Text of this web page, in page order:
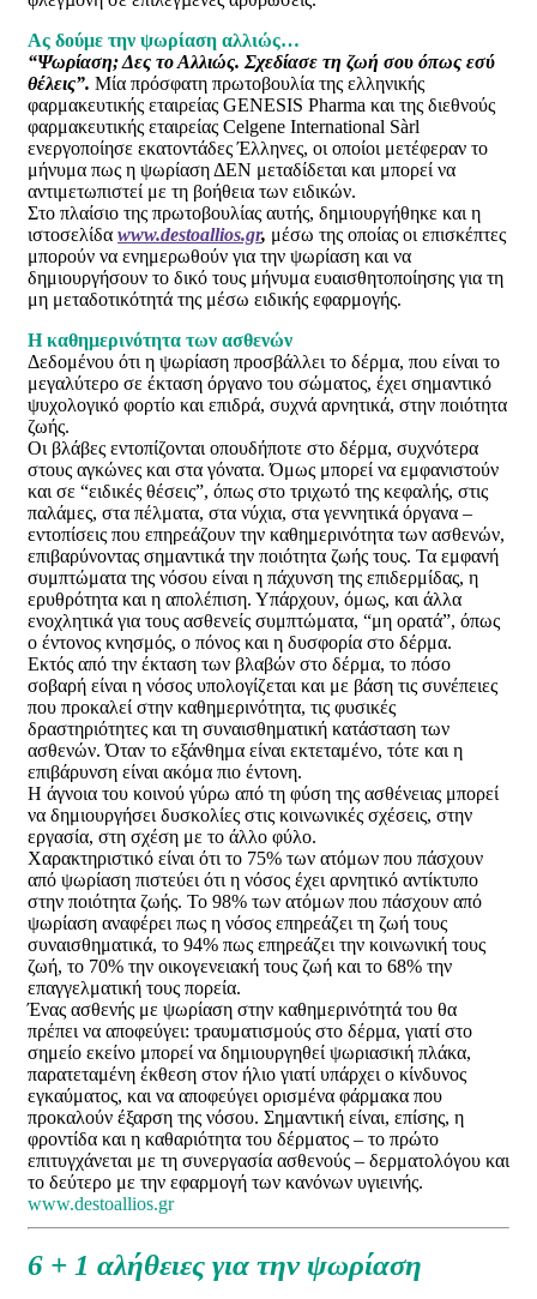
Ας δούμε την ψωρίαση αλλιώς…
“Ψωρίαση; Δες το Αλλιώς. Σχεδίασε τη ζωή σου όπως εσύ
θέλεις”. Μία πρόσφατη πρωτοβουλία της ελληνικής
φαρμακευτικής εταιρείας GENESIS Pharma και της διεθνούς
φαρμακευτικής εταιρείας Celgene International Sàrl
ενεργοποίησε εκατοντάδες Έλληνες, οι οποίοι μετέφεραν το
μήνυμα πως η ψωρίαση ΔΕΝ μεταδίδεται και μπορεί να
αντιμετωπιστεί με τη βοήθεια των ειδικών.
Στο πλαίσιο της πρωτοβουλίας αυτής, δημιουργήθηκε και η
ιστοσελίδα www.destoallios.gr, μέσω της οποίας οι επισκέπτες
μπορούν να ενημερωθούν για την ψωρίαση και να
δημιουργήσουν το δικό τους μήνυμα ευαισθητοποίησης για τη
μη μεταδοτικότητά της μέσω ειδικής εφαρμογής.
Η καθημερινότητα των ασθενών
Δεδομένου ότι η ψωρίαση προσβάλλει το δέρμα, που είναι το
μεγαλύτερο σε έκταση όργανο του σώματος, έχει σημαντικό
ψυχολογικό φορτίο και επιδρά, συχνά αρνητικά, στην ποιότητα
ζωής.
Οι βλάβες εντοπίζονται οπουδήποτε στο δέρμα, συχνότερα
στους αγκώνες και στα γόνατα. Όμως μπορεί να εμφανιστούν
και σε “ειδικές θέσεις”, όπως στο τριχωτό της κεφαλής, στις
παλάμες, στα πέλματα, στα νύχια, στα γεννητικά όργανα –
εντοπίσεις που επηρεάζουν την καθημερινότητα των ασθενών,
επιβαρύνοντας σημαντικά την ποιότητα ζωής τους. Τα εμφανή
συμπτώματα της νόσου είναι η πάχυνση της επιδερμίδας, η
ερυθρότητα και η απολέπιση. Υπάρχουν, όμως, και άλλα
ενοχλητικά για τους ασθενείς συμπτώματα, “μη ορατά”, όπως
ο έντονος κνησμός, ο πόνος και η δυσφορία στο δέρμα.
Εκτός από την έκταση των βλαβών στο δέρμα, το πόσο
σοβαρή είναι η νόσος υπολογίζεται και με βάση τις συνέπειες
που προκαλεί στην καθημερινότητα, τις φυσικές
δραστηριότητες και τη συναισθηματική κατάσταση των
ασθενών. Όταν το εξάνθημα είναι εκτεταμένο, τότε και η
επιβάρυνση είναι ακόμα πιο έντονη.
Η άγνοια του κοινού γύρω από τη φύση της ασθένειας μπορεί
να δημιουργήσει δυσκολίες στις κοινωνικές σχέσεις, στην
εργασία, στη σχέση με το άλλο φύλο.
Χαρακτηριστικό είναι ότι το 75% των ατόμων που πάσχουν
από ψωρίαση πιστεύει ότι η νόσος έχει αρνητικό αντίκτυπο
στην ποιότητα ζωής. Το 98% των ατόμων που πάσχουν από
ψωρίαση αναφέρει πως η νόσος επηρεάζει τη ζωή τους
συναισθηματικά, το 94% πως επηρεάζει την κοινωνική τους
ζωή, το 70% την οικογενειακή τους ζωή και το 68% την
επαγγελματική τους πορεία.
Ένας ασθενής με ψωρίαση στην καθημερινότητά του θα
πρέπει να αποφεύγει: τραυματισμούς στο δέρμα, γιατί στο
σημείο εκείνο μπορεί να δημιουργηθεί ψωριασική πλάκα,
παρατεταμένη έκθεση στον ήλιο γιατί υπάρχει ο κίνδυνος
εγκαύματος, και να αποφεύγει ορισμένα φάρμακα που
προκαλούν έξαρση της νόσου. Σημαντική είναι, επίσης, η
φροντίδα και η καθαριότητα του δέρματος – το πρώτο
επιτυγχάνεται με τη συνεργασία ασθενούς – δερματολόγου και
το δεύτερο με την εφαρμογή των κανόνων υγιεινής.
www.destoallios.gr
6 + 1 αλήθειες για την ψωρίαση